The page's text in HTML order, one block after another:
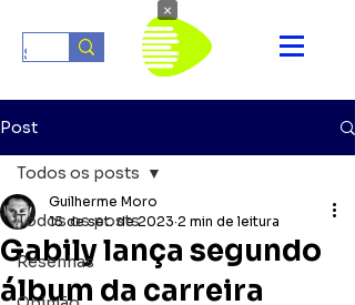
Post
Todos os posts
Resenhas
Todos os posts
Gabily lança segundo
álbum da carreira
Guilherme Moro
15 de set. de 2023 2 min de leitura
×